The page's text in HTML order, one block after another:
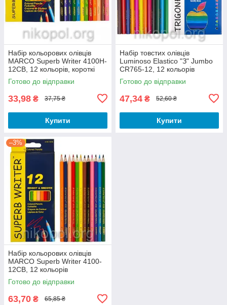
Набір кольорових олівців
MARCO Superb Writer 4100H-
12CB, 12 кольорів, короткі
Готово до відправки
33,98 ₴ 37,75 ₴
Купити
Набір товстих олівців
Luminoso Elastico "З" Jumbo
CR765-12, 12 кольорів
Готово до відправки
47,34 ₴ 52,60 ₴
Купити
–3%
Набір кольорових олівців
MARCO Superb Writer 4100-
12CB, 12 кольорів
Готово до відправки
63,70 ₴ 65,85 ₴